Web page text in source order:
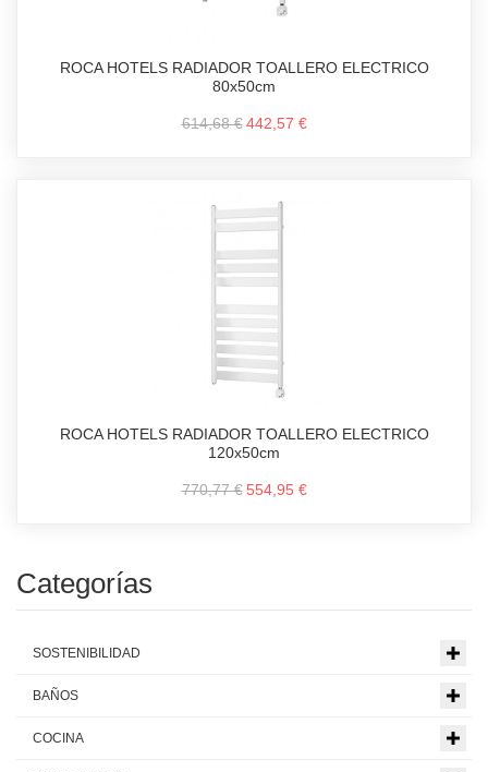
ROCA HOTELS RADIADOR TOALLERO ELECTRICO
80x50cm
614,68 € 442,57 €
ROCA HOTELS RADIADOR TOALLERO ELECTRICO
120x50cm
770,77 € 554,95 €
Categorías
SOSTENIBILIDAD
BAÑOS
COCINA